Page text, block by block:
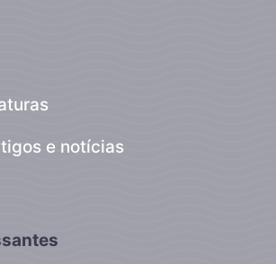
e notícias